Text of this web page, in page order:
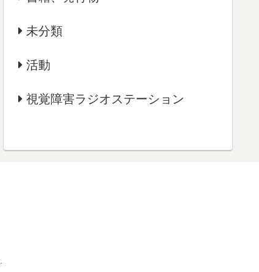
未分類
活動
視覚障害ラジオステーション